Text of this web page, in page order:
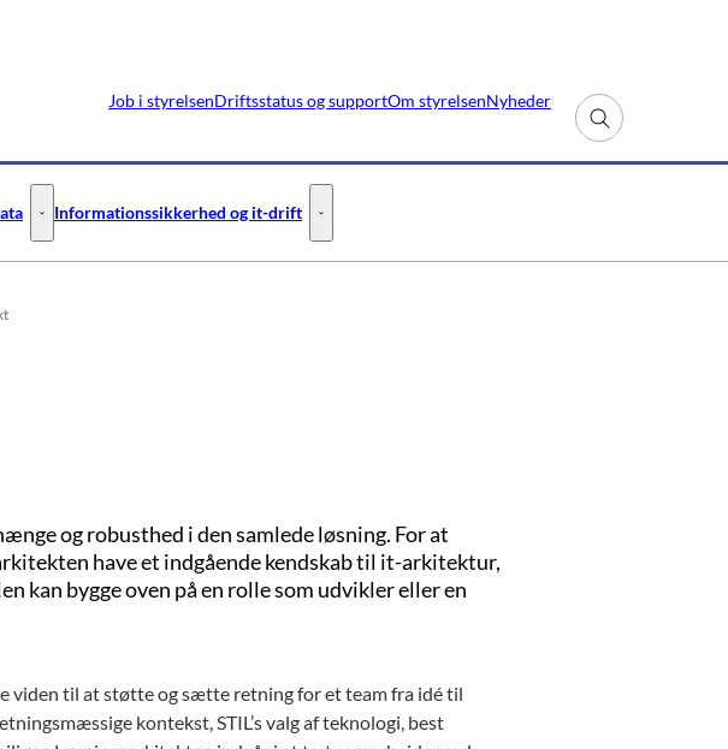
Job i styrelsenDriftsstatus og supportOm styrelsenNyheder
Fold søgefelt ud
og infrastruktur - Flere links
Data - Flere links
Informationssikkerhed og it-drift Informationssikkerhed og it-drift - Flere links
og robusthed i den samlede løsning. For at
have et indgående kendskab til it-arkitektur,
kan bygge oven på en rolle som udvikler eller en
viden til at støtte og sætte retning for et team fra idé til
kontekst, STIL’s valg af teknologi, best